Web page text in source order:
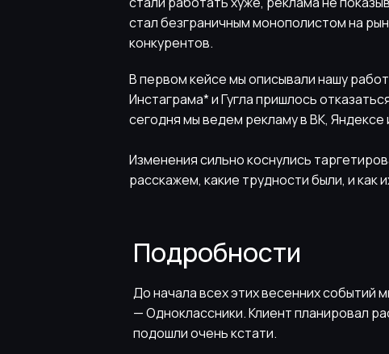
стал безграничным монополистом на
конкурентов.
В первом кейсе мы описывали нашу
Инстаграма* и Гугла пришлось
сегодня мы ведем рекламу в ВК,
Изменения сильно коснулись
расскажем, какие трудности были, и как
Подробности
До начала всех этих весенних событий
— Одноклассники. Клиент планировал
подошли очень кстати.